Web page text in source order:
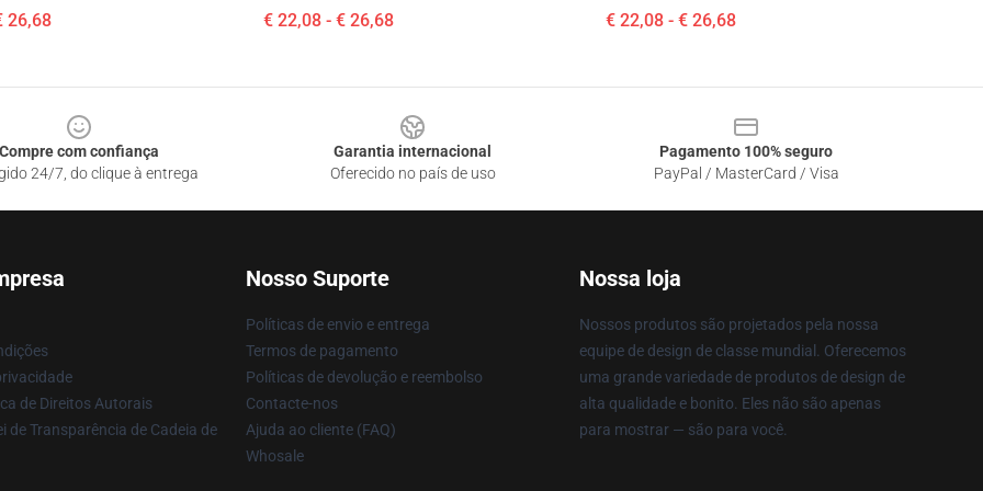
26,68 € 22,08 - € 26,68 € 22,08 - € 26,68
Compre com confiança
24/7, do clique à entrega
Garantia internacional
Oferecido no país de uso
Pagamento 100% seguro
PayPal / MasterCard / Visa
de Direitos Autorais
de Transparência de Cadeia de
Nosso Suporte
Políticas de envio e entrega
Termos de pagamento
Políticas de devolução e reembolso
Contacte-nos
Ajuda ao cliente (FAQ)
Whosale
Nossa loja
Nossos produtos são projetados pela nossa
equipe de design de classe mundial. Oferecemos
uma grande variedade de produtos de design de
alta qualidade e bonito. Eles não são apenas
para mostrar — são para você.